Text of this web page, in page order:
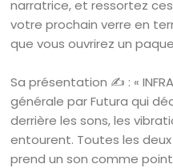
narratrice, et ressortez
votre prochain verre en
que vous ouvrirez un
Sa présentation ✍️ : «
générale par Futura qui
derrière les sons, les
entourent. Toutes les
prend un son comme